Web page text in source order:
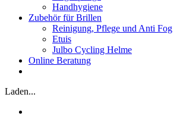
Handhygiene
Zubehör für Brillen
Reinigung, Pflege und Anti Fog
Etuis
Julbo Cycling Helme
Online Beratung
Laden...